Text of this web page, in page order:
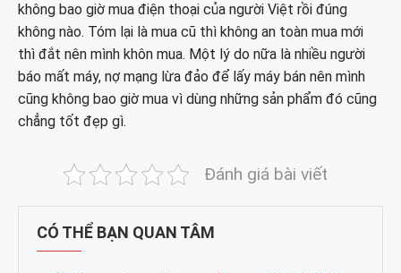
không bao giờ mua điện thoại của người Việt rồi đúng
không nào. Tóm lại là mua cũ thì không an toàn mua mới
thì đắt nên mình khôn mua. Một lý do nữa là nhiều người
báo mất máy, nợ mạng lừa đảo để lấy máy bán nên mình
cũng không bao giờ mua vì dùng những sản phẩm đó cũng
chẳng tốt đẹp gì.
Đánh giá bài viết
CÓ THỂ BẠN QUAN TÂM